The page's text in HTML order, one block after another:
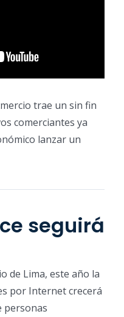
trae un sin fin
comerciantes ya
lanzar un
seguirá
de Lima, este año la
por Internet crecerá
personas